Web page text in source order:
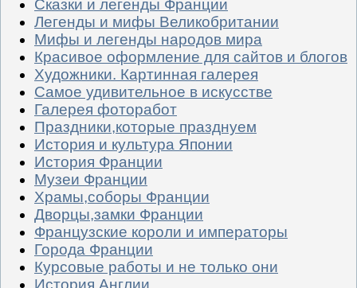
Сказки и легенды Франции
Легенды и мифы Великобритании
Мифы и легенды народов мира
Красивое оформление для сайтов и блогов
Художники. Картинная галерея
Самое удивительное в искусстве
Галерея фоторабот
Праздники,которые празднуем
История и культура Японии
История Франции
Музеи Франции
Храмы,соборы Франции
Дворцы,замки Франции
Французские короли и императоры
Города Франции
Курсовые работы и не только они